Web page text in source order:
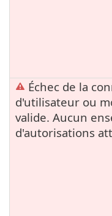
Échec de la
d'utilisateur ou
valide. Aucun
d'autorisations